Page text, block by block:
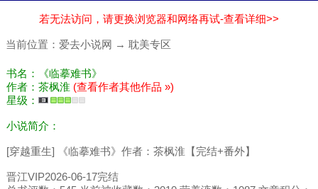
若无法访问，请更换浏览器和网络再试-查看详细>>
当前位置： 爱去小说网 → 耽美专区
书名：《临摹难书》
作者：茶枫淮 (查看作者其他作品 »)
星级：
小说简介：
[穿越重生] 《临摹难书》作者：茶枫淮【完结+番外】
晋江VIP2026-06-17完结